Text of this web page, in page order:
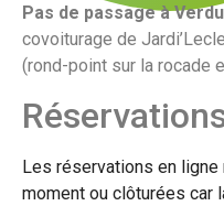
Pas de passage à
covoiturage de
(rond-point sur la rocade
Les réservations en
moment ou clôturées car